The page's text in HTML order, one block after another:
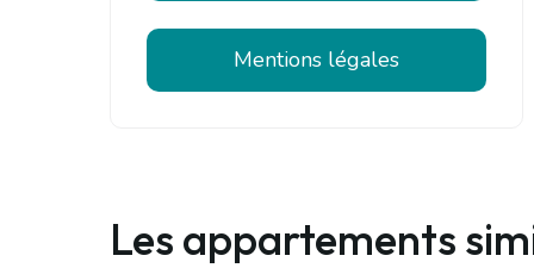
Mentions légales
Les appartements